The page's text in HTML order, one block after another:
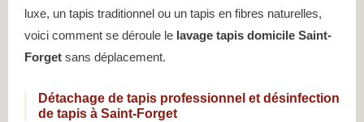
luxe, un tapis traditionnel ou un tapis en fibres naturelles,
voici comment se déroule le lavage tapis domicile Saint-
Forget sans déplacement.
Détachage de tapis professionnel et désinfection
de tapis à Saint-Forget